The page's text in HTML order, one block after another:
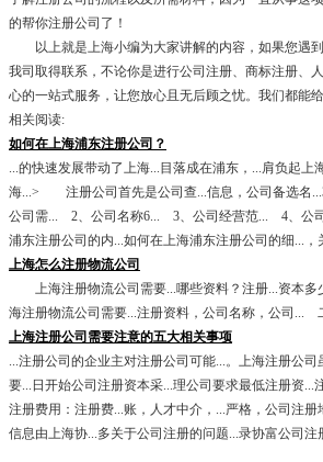
的帮你注册公司了！
以上就是上海小编为大家讲解的内容，如果您遇到
我司取得联系，不论你是进行公司注册、商标注册、
心的一站式服务，让您放心且无后顾之忧。我们都能
相关阅读:
如何在上海浦东注册公司？
...的快速发展带动了上海...目落成在浦东，...肩负起
海...> 注册公司首先是公司查...信息，公司备选名
公司需... 2、公司名称6... 3、公司经营范... 4、
浦东注册公司的内...如何在上海浦东注册公司的细...，
上海怎么注册物流公司
上海注册物流公司需要...哪些资料？注册...资本多
海注册物流公司需要...注册资料，公司名称，公司...
上海注册公司需要注意的五大相关事项
...注册公司的企业主对注册公司可能...。上海注册公
要...日开始公司注册资本采...理公司要求最低注册资...
注册费用：注册费...账，人才中介，...严格，公司注
信息由上海协...多关于公司注册的问题...录协富公司注